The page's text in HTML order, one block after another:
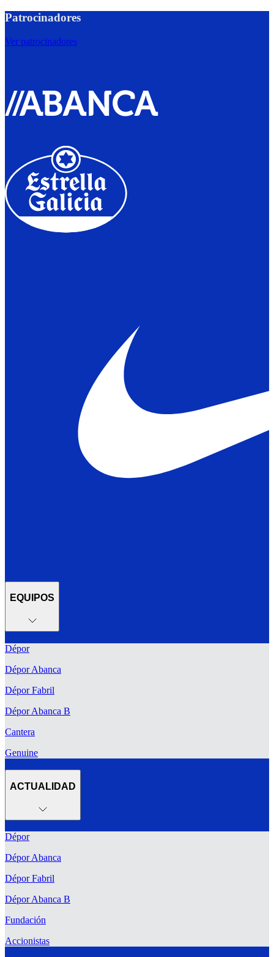
Patrocinadores
Ver patrocinadores
EQUIPOS
Dépor
Dépor Abanca
Dépor Fabril
Dépor Abanca B
Cantera
Genuine
ACTUALIDAD
Dépor
Dépor Abanca
Dépor Fabril
Dépor Abanca B
Fundación
Accionistas